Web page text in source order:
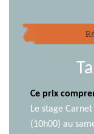
Ce prix
Le stage
(10h00) au